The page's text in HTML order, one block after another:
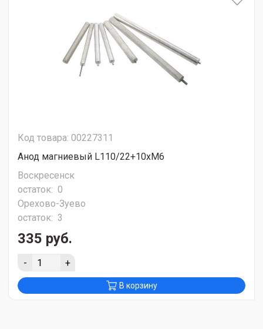
Код товара: 00227311
Анод магниевый L110/22+10хМ6
Воскресенск
остаток: 0
Орехово-Зуево
остаток: 3
335 руб.
- +
В корзину